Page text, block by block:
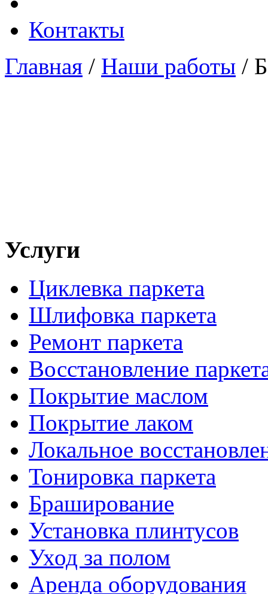
Контакты
Главная / Наши работы /
Услуги
Циклевка паркета
Шлифовка паркета
Ремонт паркета
Восстановление
Покрытие маслом
Покрытие лаком
Локальное
Тонировка паркета
Браширование
Установка плинтусов
Уход за полом
Аренда оборудования